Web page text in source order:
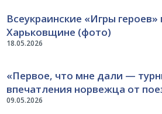
18.05.2026
Всеукраинские «Игры
Харьковщине (фото)
09.05.2026
«Первое, что мне дали —
впечатления норвежца от